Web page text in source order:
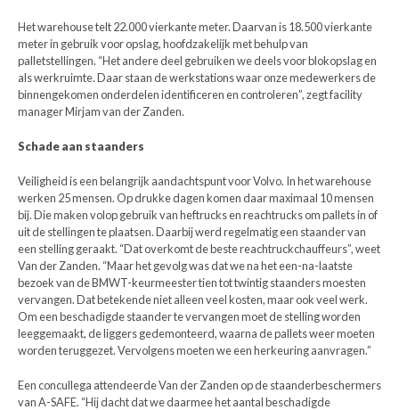
Het warehouse telt 22.000 vierkante meter. Daarvan is 18.500 vierkante
meter in gebruik voor opslag, hoofdzakelijk met behulp van
palletstellingen. “Het andere deel gebruiken we deels voor blokopslag en
als werkruimte. Daar staan de werkstations waar onze medewerkers de
binnengekomen onderdelen identificeren en controleren”, zegt facility
manager Mirjam van der Zanden.
Schade aan staanders
Veiligheid is een belangrijk aandachtspunt voor Volvo. In het warehouse
werken 25 mensen. Op drukke dagen komen daar maximaal 10 mensen
bij. Die maken volop gebruik van heftrucks en reachtrucks om pallets in of
uit de stellingen te plaatsen. Daarbij werd regelmatig een staander van
een stelling geraakt. “Dat overkomt de beste reachtruckchauffeurs”, weet
Van der Zanden. “Maar het gevolg was dat we na het een-na-laatste
bezoek van de BMWT-keurmeester tien tot twintig staanders moesten
vervangen. Dat betekende niet alleen veel kosten, maar ook veel werk.
Om een beschadigde staander te vervangen moet de stelling worden
leeggemaakt, de liggers gedemonteerd, waarna de pallets weer moeten
worden teruggezet. Vervolgens moeten we een herkeuring aanvragen.”
Een concullega attendeerde Van der Zanden op de staanderbeschermers
van A-SAFE. “Hij dacht dat we daarmee het aantal beschadigde